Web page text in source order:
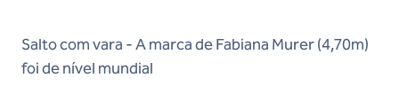
Salto com vara - A marca de Fabiana Murer (4,70m)
foi de nível mundial